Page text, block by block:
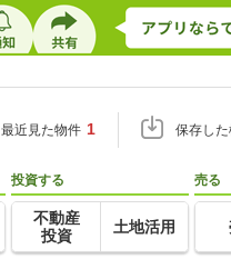
最近見た物件 1 保存し
投資する
不動産
投資
土地活用
売る